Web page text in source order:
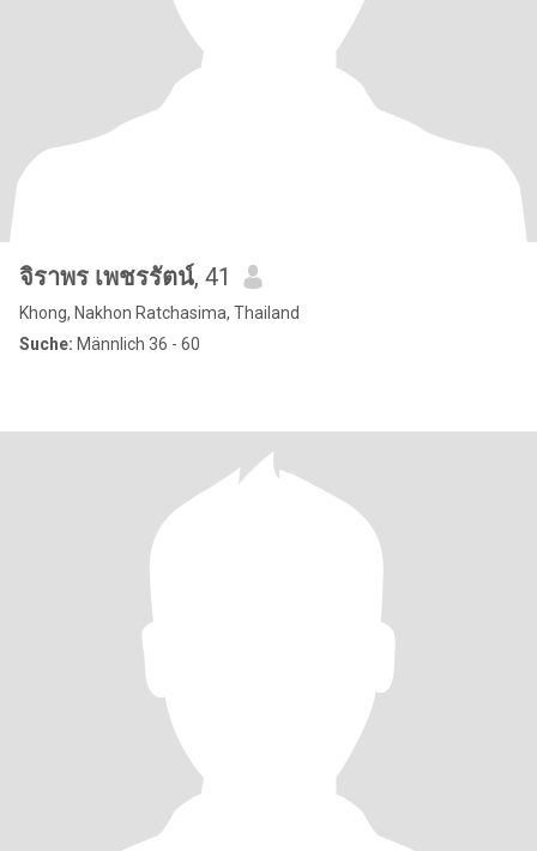
จิราพร เพชรรัตน์, 41
Khong, Nakhon Ratchasima, Thailand
Suche: Männlich 36 - 60